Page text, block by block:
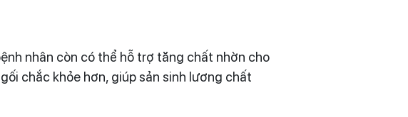
nhân còn có thể hỗ trợ tăng chất nhờn cho
chắc khỏe hơn, giúp sản sinh lương chất